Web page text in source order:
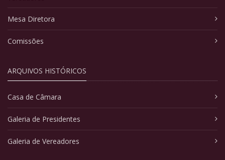
Mesa Diretora
Comissões
ARQUIVOS HISTÓRICOS
Casa de Câmara
Galeria de Presidentes
Galeria de Vereadores